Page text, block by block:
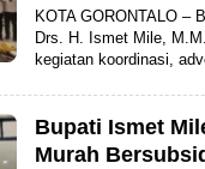
KOTA GORONTALO –
Drs. H. Ismet Mile,
kegiatan koordinasi,
Bupati Ismet
Murah